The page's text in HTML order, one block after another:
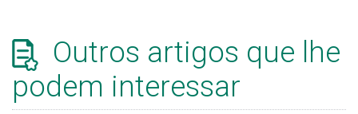
Outros artigos que lhe
podem interessar